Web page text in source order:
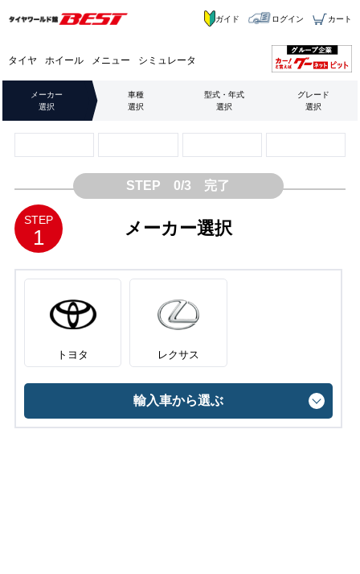
タイヤ ホイール メニュー シミュレータ
ガイド ログイン カート
メーカー
選択
車種
選択
型式・年式
選択
グレード
選択
STEP 0/3 完了
STEP
1 メーカー選択
トヨタ レクサス
輸入車から選ぶ